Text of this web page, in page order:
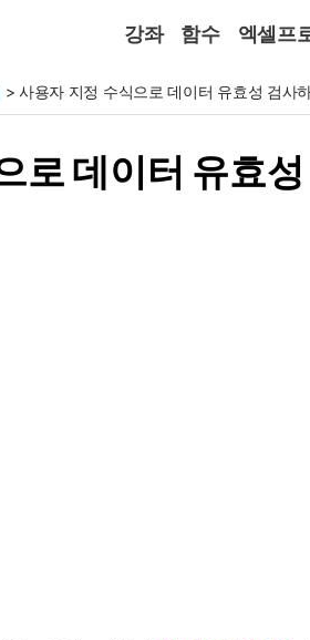
강좌 함수 엑셀프
> 사용자 지정 수식으로 데이터 유효성 검사
로 데이터 유효